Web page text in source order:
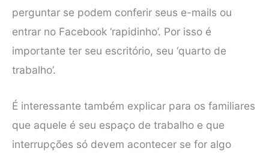
perguntar se podem conferir seus e-mails ou
entrar no Facebook ‘rapidinho’. Por isso é
importante ter seu escritório, seu ‘quarto de
trabalho’.
É interessante também explicar para os familiares
que aquele é seu espaço de trabalho e que
interrupções só devem acontecer se for algo